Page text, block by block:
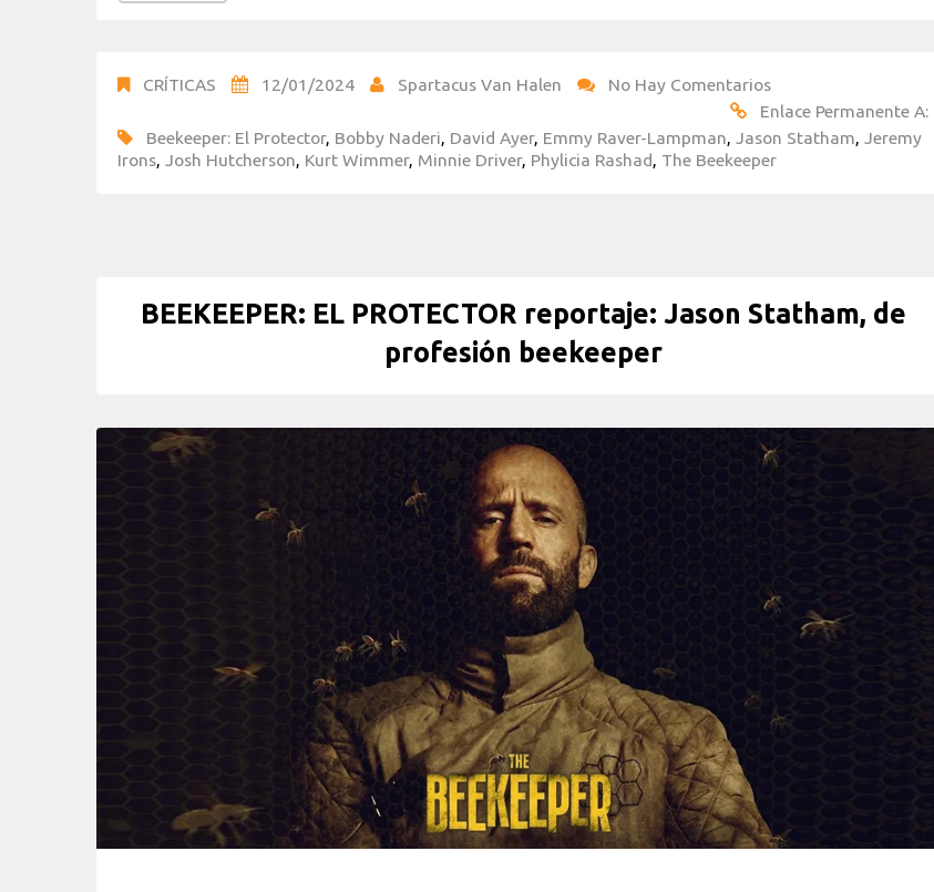
CRÍTICAS 12/01/2024 Spartacus Van Halen
No Hay Comentarios
Enlace Permanente A:
Beekeeper: El Protector, Bobby Naderi David Ayer, Emmy Raver-Lampman Jason Statham
Jeremy
Irons
Josh Hutcherson Kurt Wimmer, Minnie Driver, Phylicia Rashad The Beekeeper
BEEKEEPER: EL PROTECTOR reportaje: Jason Statham, de
profesión beekeeper